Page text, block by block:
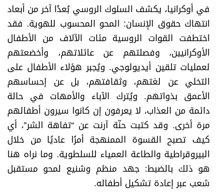
في أوكرانيا، يكشف السلوك الروسي بُعدًا آخر من أبعاد
انتهاك حقوق الإنسان: المحو المحسوب للهوية. فقد
اختطفت القوات الروسية مئات الآلاف من الأطفال
الأوكرانيين، وفصلتهم عن عائلاتهم، وأخضعتهم
لعمليات تلقين أيديولوجي. ويُجبر هؤلاء الأطفال على
التخلي عن لغتهم، وثقافتهم، بل عن إحساسهم
الأعمق بذواتهم. ويُترك الآباء والأمهات في حالة
دائمة من العذاب، لا يعرفون إن كانوا سيرون أطفالهم
مرة أخرى. وقد كتبت حنّة آرنت عن “تفاهة الشر”، أي
كيف تصبح القسوة الممنهجة أمرًا عاديًا من خلال
البيروقراطية والطاعة العمياء للسلطوية. وما نراه هنا
هو ذلك بالضبط: جهد منظم وشنيع لمحو مستقبل
شعب عبر إعادة تشكيل أطفاله.